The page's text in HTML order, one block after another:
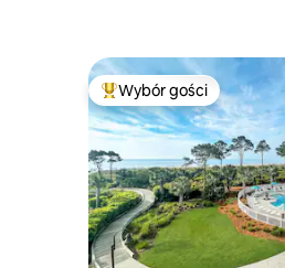
Najpopularniejsze z
Wybór gości